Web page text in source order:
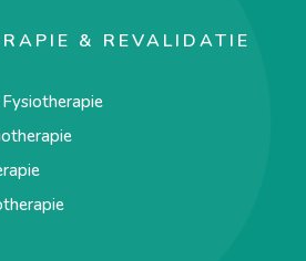
& REVALIDATIE